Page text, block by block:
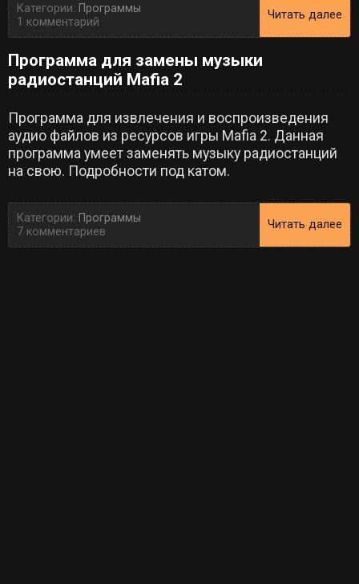
Категории: Программы
1 комментарий
Читать далее
Программа для замены музыки
радиостанций Mafia 2
Программа для извлечения и воспроизведения
аудио файлов из ресурсов игры Mafia 2. Данная
программа умеет заменять музыку радиостанций
на свою. Подробности под катом.
Категории: Программы
7 комментариев
Читать далее